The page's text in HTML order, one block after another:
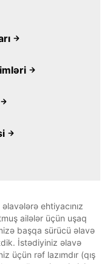
ehtiyacınız
ailələr üçün uşaq
başqa sürücü əlavə
İstədiyiniz əlavə
üçün rəf lazımdır (qış